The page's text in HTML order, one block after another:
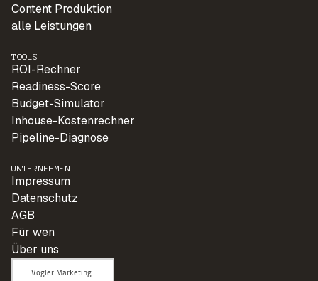
Content Produktion
alle Leistungen
TOOLS
ROI-Rechner
Readiness-Score
Budget-Simulator
Inhouse-Kostenrechner
Pipeline-Diagnose
UNTERNEHMEN
Impressum
Datenschutz
AGB
Für wen
Über uns